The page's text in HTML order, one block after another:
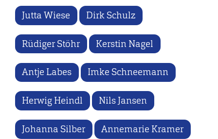
Jutta Wiese Dirk Schulz
Rüdiger Stöhr Kerstin Nagel
Antje Labes Imke Schneemann
Herwig Heindl Nils Jansen
Johanna Silber Annemarie Kramer